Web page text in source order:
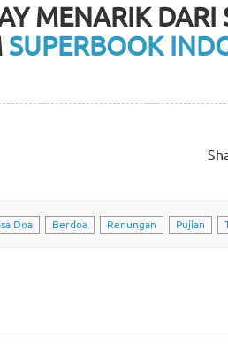
MENARIK DARI
SUPERBOOK
Doa Berdoa Renungan Pujian